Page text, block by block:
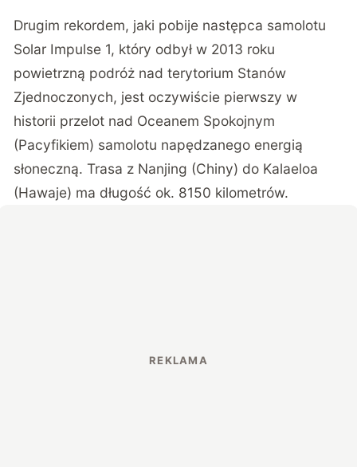
Drugim rekordem, jaki pobije następca samolotu
Solar Impulse 1, który odbył w 2013 roku
powietrzną podróż nad terytorium Stanów
Zjednoczonych, jest oczywiście pierwszy w
historii przelot nad Oceanem Spokojnym
(Pacyfikiem) samolotu napędzanego energią
słoneczną. Trasa z Nanjing (Chiny) do Kalaeloa
(Hawaje) ma długość ok. 8150 kilometrów.